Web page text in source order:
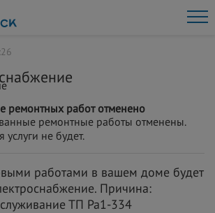
ремонтных работ отменено
ремонтные работы отменены.
не будет.
работами в вашем доме будет
Причина:
ТП Ра1-334